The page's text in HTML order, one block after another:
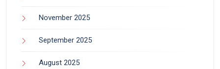
November 2025
September 2025
August 2025